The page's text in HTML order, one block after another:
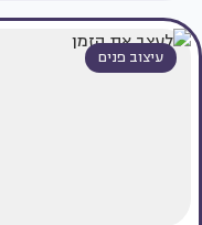
עיצוב פנים